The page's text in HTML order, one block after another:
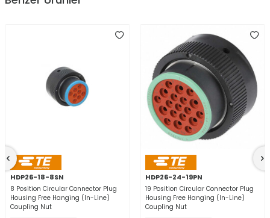
HDP26-18-8SN
8 Position Circular Connector Plug
Housing Free Hanging (In-Line)
Coupling Nut
HDP26-24-19PN
19 Position Circular Connector Plug
Housing Free Hanging (In-Line)
Coupling Nut